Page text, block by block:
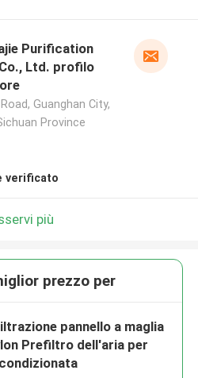
Purification
Ltd. profilo
Guanghan City,
Province
verificato
più
prezzo per
pannello a maglia
Prefiltro dell'aria per